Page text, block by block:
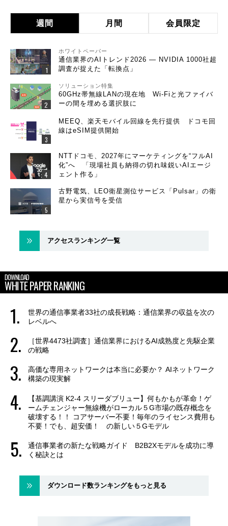
週間 月間 会員限定
ホワイトペーパー
通信業界のAIトレンド2026 ― NVIDIA 1000社超
調査が捉えた「転換点」
ソリューション特集
60GHz帯無線LANの現在地 Wi-Fiと光ファイバ
ーの間を埋める選択肢に
MEEQ、楽天モバイル回線を先行提供 ドコモ回
線はeSIM提供開始
NTTドコモ、2027年にマーケティングを“フルAI
化”へ 「現場社員も納得の切れ味鋭いAIエージ
ェント作る」
古野電気、LEO衛星測位サービス「Pulsar」の衛
星から実信号を受信
アクセスランキング一覧
DOWNLOAD
WHITE PAPER RANKING
世界の通信事業者33社の成長戦略：通信業界の収益を次の
レベルへ
［世界4473社調査］通信業界におけるAI成熟度と先駆企業
の戦略
高価な専用ネットワークは本当に必要か？ AIネットワーク
構築の現実解
【基調講演 K2-4 スリーダブリュー】何もかもが革命！ゲ
ームチェンジャー無線機がローカル５G市場の既存概念を
破壊する！！ コアサーバー不要！毎年のライセンス費用も
不要！でも、超安価！ の新しい５Gモデル
通信事業者の新たな戦略ガイド B2B2Xモデルを成功に導
く秘訣とは
ダウンロード数ランキングをもっと見る